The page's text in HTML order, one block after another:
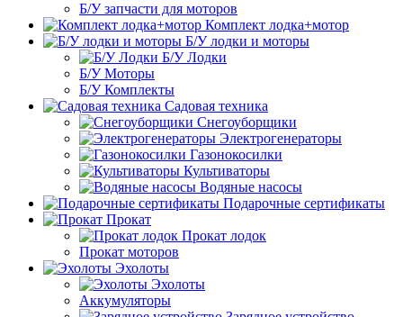
Б/У запчасти для моторов
Комплект лодка+мотор
Б/У лодки и моторы
Б/У Лодки
Б/У Моторы
Б/У Комплекты
Садовая техника
Снегоуборщики
Электрогенераторы
Газонокосилки
Культиваторы
Водяные насосы
Подарочные сертификаты
Прокат
Прокат лодок
Прокат моторов
Эхолоты
Эхолоты
Аккумуляторы